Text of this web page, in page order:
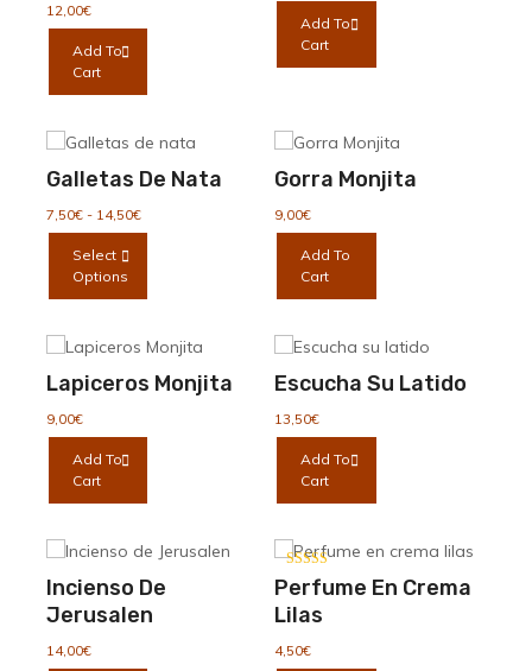
12,00€
Add To
Cart
Add To
Cart
Galletas De Nata
7,50€ - 14,50€Rango
de
7,50€
14,50€
Select
Options
variantes.
opciones
página
de
producto
Gorra Monjita
9,00€
Add To
Cart
Lapiceros Monjita
9,00€
Add To
Cart
Escucha Su Latido
13,50€
Add To
Cart
Incienso De
Jerusalen
14,00€
Perfume En Crema
Lilas
Valorado con
5.00
de 5
4,50€